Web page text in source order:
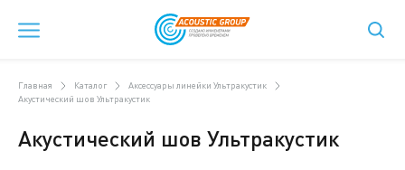
Главная Каталог
Аксессуары линейки Ультракустик
Акустический шов Ультракустик
Акустический шов Ультракустик